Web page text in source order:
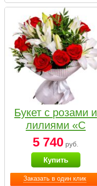
Заказать в один клик
Букет с розами и
лилиями «С
наилучшими
пожеланиями»
5 740 руб.
Купить